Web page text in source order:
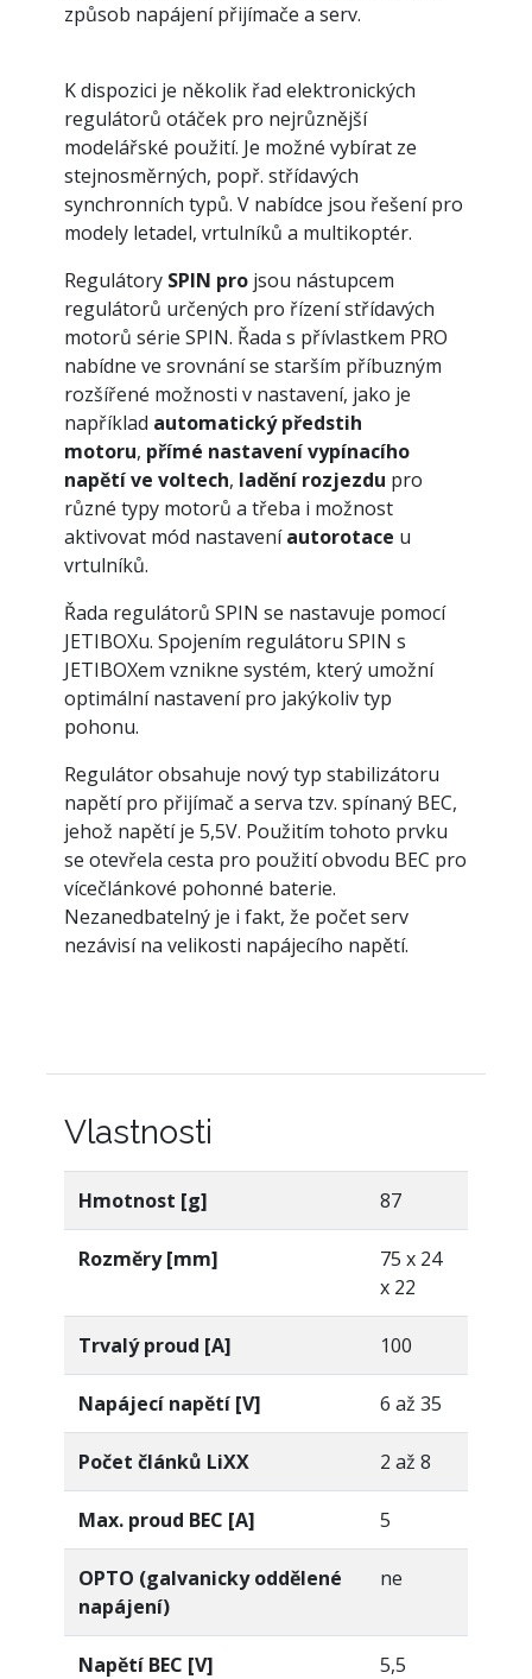
způsob napájení přijímače a serv.
K dispozici je několik řad elektronických
regulátorů otáček pro nejrůznější
modelářské použití. Je možné vybírat ze
stejnosměrných, popř. střídavých
synchronních typů. V nabídce jsou řešení pro
modely letadel, vrtulníků a multikoptér.
Regulátory SPIN pro jsou nástupcem
regulátorů určených pro řízení střídavých
motorů série SPIN. Řada s přívlastkem PRO
nabídne ve srovnání se starším příbuzným
rozšířené možnosti v nastavení, jako je
například automatický předstih
motoru, přímé nastavení vypínacího
napětí ve voltech, ladění rozjezdu pro
různé typy motorů a třeba i možnost
aktivovat mód nastaveníautorotace u
vrtulníků.
Řada regulátorů SPIN se nastavuje pomocí
JETIBOXu. Spojením regulátoru SPIN s
JETIBOXem vznikne systém, který umožní
optimální nastavení pro jakýkoliv typ
pohonu.
Regulátor obsahuje nový typ stabilizátoru
napětí pro přijímač a serva tzv. spínaný BEC,
jehož napětí je 5,5V. Použitím tohoto prvku
se otevřela cesta pro použití obvodu BEC pro
vícečlánkové pohonné baterie.
Nezanedbatelný je i fakt, že počet serv
nezávisí na velikosti napájecího napětí.
Vlastnosti
Hmotnost [g] 87
Rozměry [mm]
75 x 24
x 22
Trvalý proud [A] 100
Napájecí napětí [V] 6 až 35
Počet článků LiXX 2 až 8
Max. proud BEC [A] 5
OPTO (galvanicky oddělené
napájení)
ne
Napětí BEC [V] 5,5